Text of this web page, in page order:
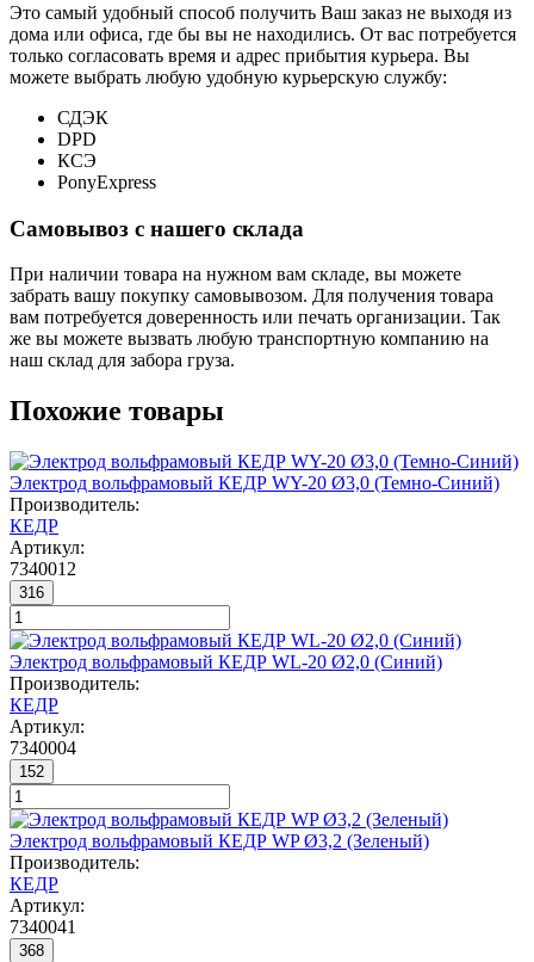
Это самый удобный способ получить Ваш заказ не выходя из
дома или офиса, где бы вы не находились. От вас потребуется
только согласовать время и адрес прибытия курьера. Вы
можете выбрать любую удобную курьерскую службу:
СДЭК
DPD
КСЭ
PonyExpress
Самовывоз с нашего склада
При наличии товара на нужном вам складе, вы можете
забрать вашу покупку самовывозом. Для получения товара
вам потребуется доверенность или печать организации. Так
же вы можете вызвать любую транспортную компанию на
наш склад для забора груза.
Похожие товары
Электрод вольфрамовый КЕДР WY-20 Ø3,0 (Темно-Синий)
Производитель:
КЕДР
Артикул:
7340012
316
Электрод вольфрамовый КЕДР WL-20 Ø2,0 (Синий)
Производитель:
КЕДР
Артикул:
7340004
152
Электрод вольфрамовый КЕДР WP Ø3,2 (Зеленый)
Производитель:
КЕДР
Артикул:
7340041
368